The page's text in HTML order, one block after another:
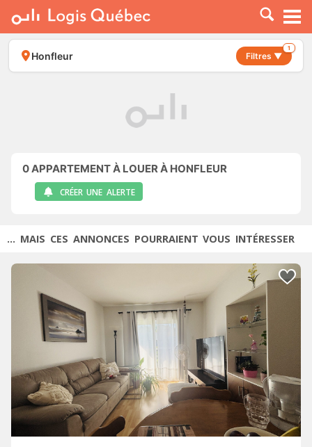
À LOUER
À VENDRE
PLACER UNE ANNONCE
Honfleur Filtres ▼
1
0APPARTEMENT À LOUER À HONFLEUR
CRÉER UNE ALERTE
... MAIS CES ANNONCES POURRAIENT VOUS INTÉRESSER